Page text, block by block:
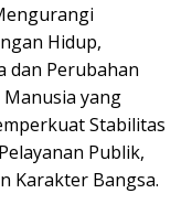
Hidup,
dan Perubahan
yang
Stabilitas
Publik,
Karakter Bangsa.